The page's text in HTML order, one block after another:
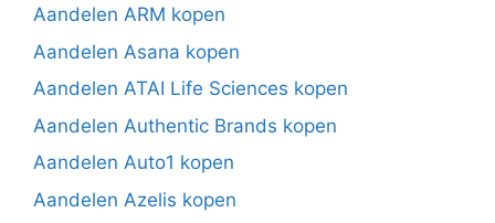
Aandelen ARM kopen
Aandelen Asana kopen
Aandelen ATAI Life Sciences kopen
Aandelen Authentic Brands kopen
Aandelen Auto1 kopen
Aandelen Azelis kopen